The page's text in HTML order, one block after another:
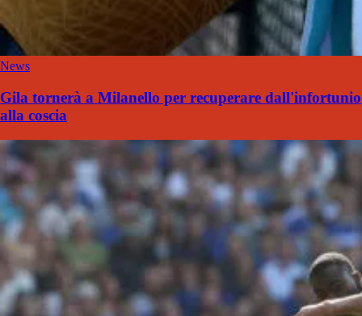
News
Gila tornerà a Milanello per recuperare dall'infortunio
alla coscia